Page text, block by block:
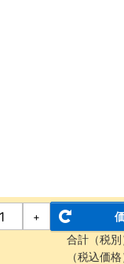
+
合計（税別
（税込価格